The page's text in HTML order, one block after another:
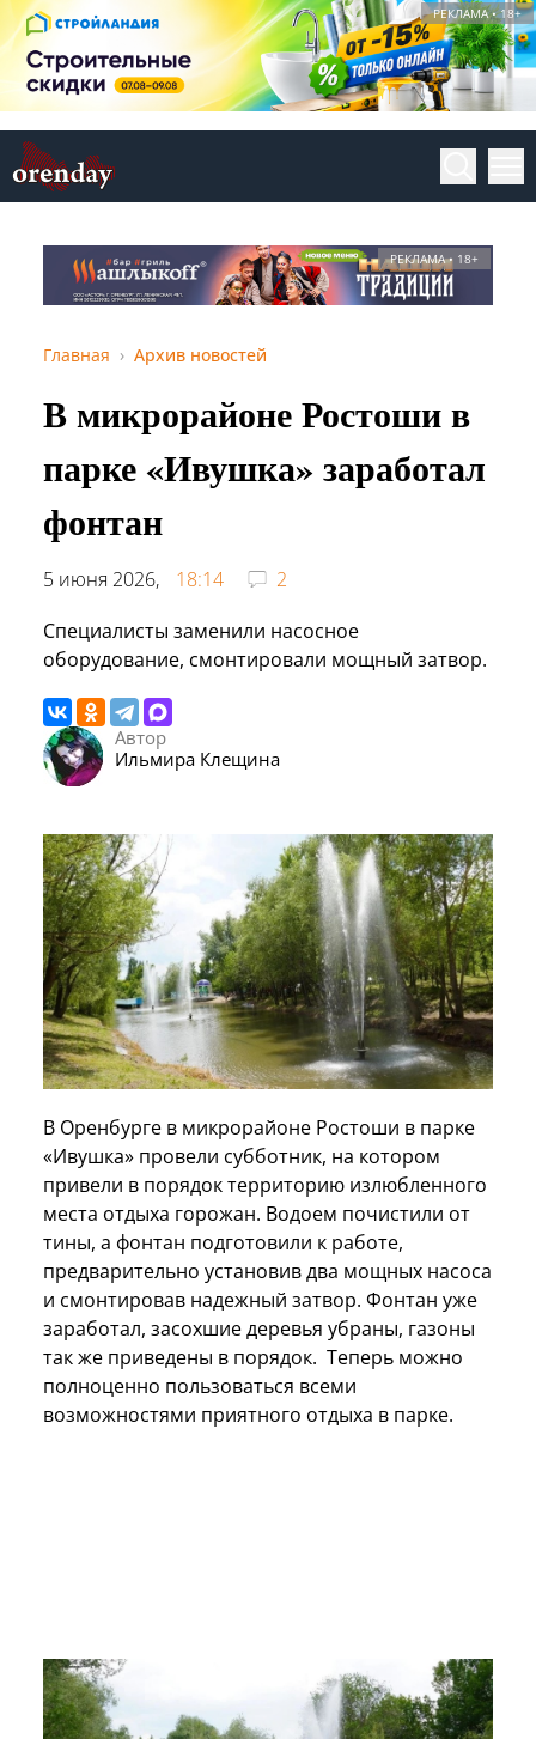
РЕКЛАМА • 18+
РЕКЛАМА • 18+
Главная Архив новостей
В микрорайоне Ростоши в
парке «Ивушка» заработал
фонтан
5 июня 2026, 18:14
2
Специалисты заменили насосное
оборудование, смонтировали мощный затвор.
Автор
Ильмира Клещина
В Оренбурге в микрорайоне Ростоши в парке
«Ивушка» провели субботник, на котором
привели в порядок территорию излюбленного
места отдыха горожан. Водоем почистили от
тины, а фонтан подготовили к работе,
предварительно установив два мощных насоса
и смонтировав надежный затвор. Фонтан уже
заработал, засохшие деревья убраны, газоны
так же приведены в порядок. Теперь можно
полноценно пользоваться всеми
возможностями приятного отдыха в парке.